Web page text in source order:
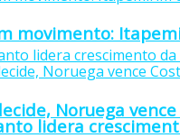
lidera
movimento:
Noruega